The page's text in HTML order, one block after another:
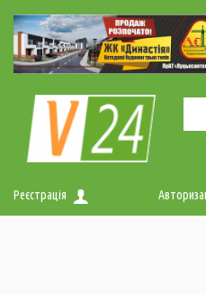
Реєстрація